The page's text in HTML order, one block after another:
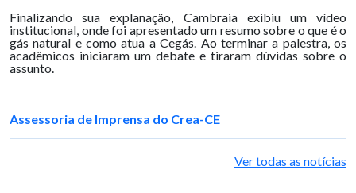
Finalizando sua explanação, Cambraia exibiu um vídeo
institucional, onde foi apresentado um resumo sobre o que é o
gás natural e como atua a Cegás. Ao terminar a palestra, os
acadêmicos iniciaram um debate e tiraram dúvidas sobre o
assunto.
Assessoria de Imprensa do Crea-CE
Ver todas as notícias